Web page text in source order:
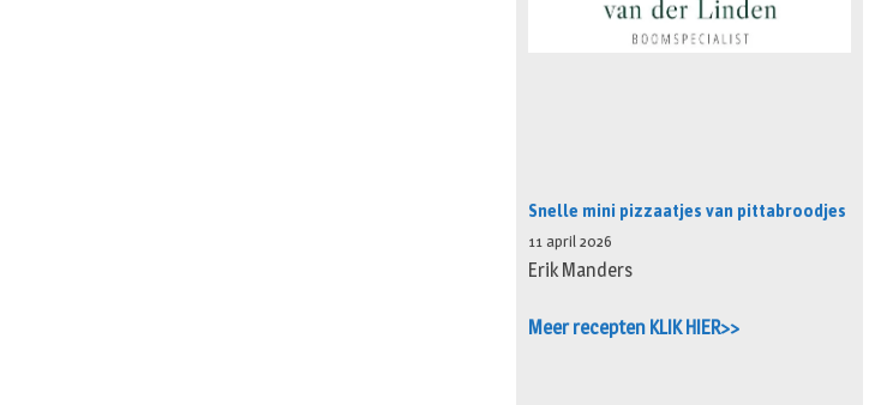
Snelle mini pizzaatjes van pittabroodjes
11 april 2026
Erik Manders
Meer recepten KLIK HIER>>